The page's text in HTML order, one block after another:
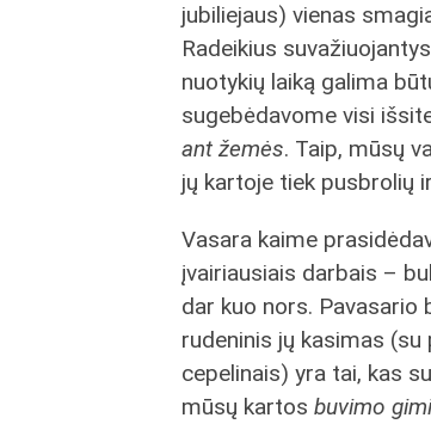
jubiliejaus) vienas
Radeikius
nuotykių laiką galima
sugebėdavome visi
ant žemės. Taip, mūsų
jų kartoje tiek pusbrolių
Vasara kaime
įvairiausiais darbais –
dar kuo nors. Pavasario
rudeninis jų kasimas
cepelinais) yra tai, kas
mūsų kartos buvimo